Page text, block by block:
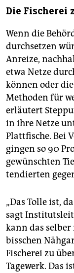
Die Fischerei
Wenn die
durchsetzen
Anreize,
etwa Netze
können oder
Methoden für
erläutert
in ihre Netze
Plattfische. Bei
gingen so 90
gewünschten
tendierten
„Das Tolle ist,
sagt
kann das
bisschen
Fischerei zu
Tagewerk. Das